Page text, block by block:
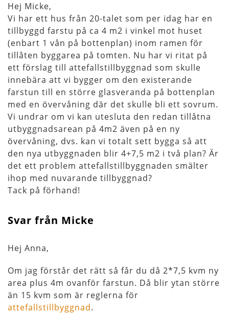
Hej Micke,
Vi har ett hus från 20-talet som per idag har en
tillbyggd farstu på ca 4 m2 i vinkel mot huset
(enbart 1 vån på bottenplan) inom ramen för
tillåten byggarea på tomten. Nu har vi ritat på
ett förslag till attefallstillbyggnad som skulle
innebära att vi bygger om den existerande
farstun till en större glasveranda på bottenplan
med en övervåning där det skulle bli ett sovrum.
Vi undrar om vi kan utesluta den redan tillåtna
utbyggnadsarean på 4m2 även på en ny
övervåning, dvs. kan vi totalt sett bygga så att
den nya utbyggnaden blir 4+7,5 m2 i två plan? Är
det ett problem attefallstillbyggnaden smälter
ihop med nuvarande tillbyggnad?
Tack på förhand!
Svar från Micke
Hej Anna,
Om jag förstår det rätt så får du då 2*7,5 kvm ny
area plus 4m ovanför farstun. Då blir ytan större
än 15 kvm som är reglerna för
attefallstillbyggnad.